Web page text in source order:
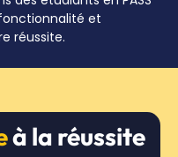
et
réussite.
à la réussite